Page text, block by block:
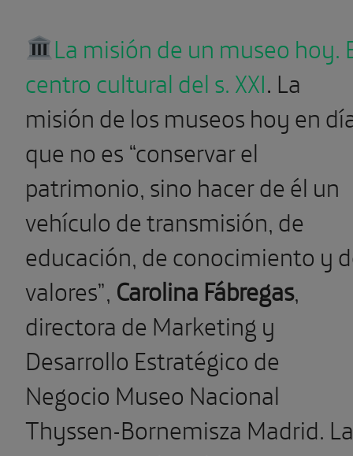
que no es “conservar el
patrimonio, sino hacer de él un
vehículo de transmisión, de
educación, de conocimiento y
valores”,Carolina Fábregas,
directora de Marketing y
Desarrollo Estratégico de
Negocio Museo Nacional
Thyssen-Bornemisza Madrid.
entidades culturales que se
alineen con estas necesidades
sociales serán relevantes.